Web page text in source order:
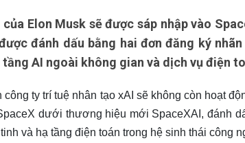
Elon Musk sẽ được sáp nhập vào
đánh dấu bằng hai đơn đăng ký
AI ngoài không gian và dịch vụ điện
ty trí tuệ nhân tạo xAI sẽ không còn hoạt
dưới thương hiệu mới SpaceXAI, đánh
và hạ tầng điện toán trong hệ sinh thái công